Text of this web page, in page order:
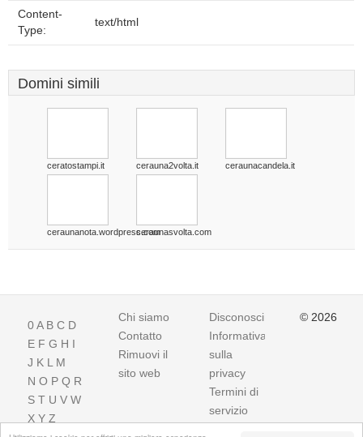
Content-
Type:
text/html
Domini simili
ceratostampi.it cerauna2volta.it ceraunacandela.it
ceraunanota.wordpress.comceraunasvolta.com
0A B C D
E F G H I
J K L M
N O P Q R
S T U V W
X Y Z
Chi siamo
Contatto
Rimuovi il
sito web
Disconoscimento
Informativa
sulla
privacy
Termini di
servizio
© 2026